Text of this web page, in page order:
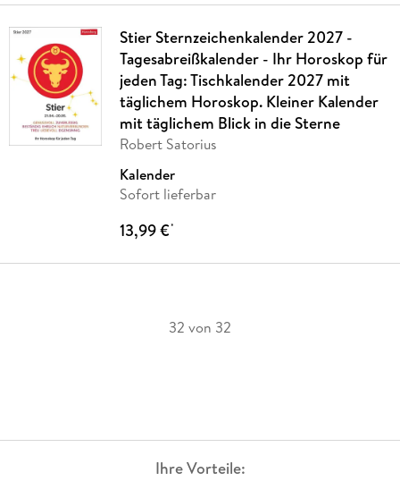
Stier Sternzeichenkalender 2027 -
Tagesabreißkalender - Ihr Horoskop für
jeden Tag: Tischkalender 2027 mit
täglichem Horoskop. Kleiner Kalender
mit täglichem Blick in die Sterne
Robert Satorius
Kalender
Sofort lieferbar
13,99 €*
32 von 32
Ihre Vorteile: